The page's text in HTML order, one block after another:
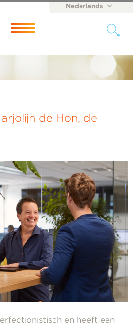
Nederlands
Menu
de Hon, de
en heeft een